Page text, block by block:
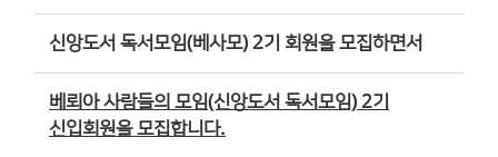
신앙도서 독서모임(베사모) 2기 회원을 모집하면서
베뢰아 사람들의 모임(신앙도서 독서모임) 2기
신입회원을 모집합니다.